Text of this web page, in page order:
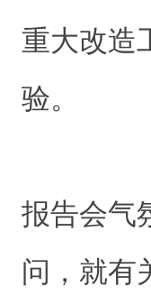
重大改造
验。
报告会气
问，就有